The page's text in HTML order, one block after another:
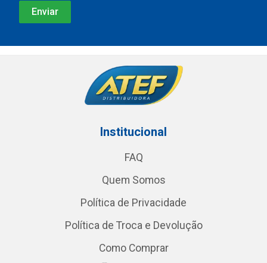
Institucional
FAQ
Quem Somos
Política de Privacidade
Política de Troca e Devolução
Como Comprar